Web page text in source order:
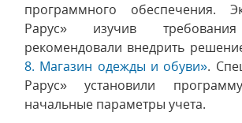
программного обеспечения.
Рарус» изучив требования
рекомендовали внедрить
8. Магазин одежды и обуви».
Рарус» установили
начальные параметры учета.